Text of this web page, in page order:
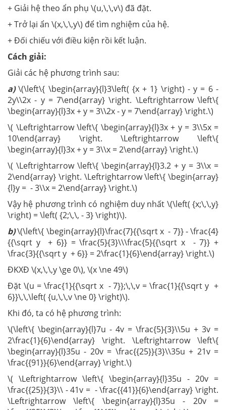
+ Giải hệ theo ẩn phụ \(u,\,\,v\) đã đặt.
+ Trở lại ẩn \(x,\,\,y\) để tìm nghiệm của hệ.
+ Đối chiếu với điều kiện rồi kết luận.
Cách giải:
Giải các hệ phương trình sau:
a)\(\left\{ \begin{array}{l}3\left( {x + 1} \right) - y = 6 -
2y\\2x - y = 7\end{array} \right. \Leftrightarrow \left\{
\begin{array}{l}3x + y = 3\\2x - y = 7\end{array} \right.\)
\( \Leftrightarrow \left\{ \begin{array}{l}3x + y = 3\\5x =
10\end{array} \right. \Leftrightarrow \left\{
\begin{array}{l}3x + y = 3\\x = 2\end{array} \right.\)
\( \Leftrightarrow \left\{ \begin{array}{l}3.2 + y = 3\\x =
2\end{array} \right. \Leftrightarrow \left\{ \begin{array}
{l}y = - 3\\x = 2\end{array} \right.\)
Vậy hệ phương trình có nghiệm duy nhất \(\left( {x;\,\,y}
\right) = \left( {2;\,\, - 3} \right)\).
b)\(\left\{ \begin{array}{l}\frac{7}{{\sqrt x - 7}} - \frac{4}
{{\sqrt y + 6}} = \frac{5}{3}\\\frac{5}{{\sqrt x - 7}} +
\frac{3}{{\sqrt y + 6}} = 2\frac{1}{6}\end{array} \right.\)
ĐKXĐ \(x,\,\,y \ge 0\), \(x \ne 49\)
Đặt \(u = \frac{1}{{\sqrt x - 7}};\,\,v = \frac{1}{{\sqrt y +
6}}\,\,\left( {u,\,\,v \ne 0} \right)\).
Khi đó, ta có hệ phương trình:
\(\left\{ \begin{array}{l}7u - 4v = \frac{5}{3}\\5u + 3v =
2\frac{1}{6}\end{array} \right. \Leftrightarrow \left\{
\begin{array}{l}35u - 20v = \frac{{25}}{3}\\35u + 21v =
\frac{{91}}{6}\end{array} \right.\)
\( \Leftrightarrow \left\{ \begin{array}{l}35u - 20v =
\frac{{25}}{3}\\ - 41v = - \frac{{41}}{6}\end{array} \right.
\Leftrightarrow \left\{ \begin{array}{l}35u - 20v =